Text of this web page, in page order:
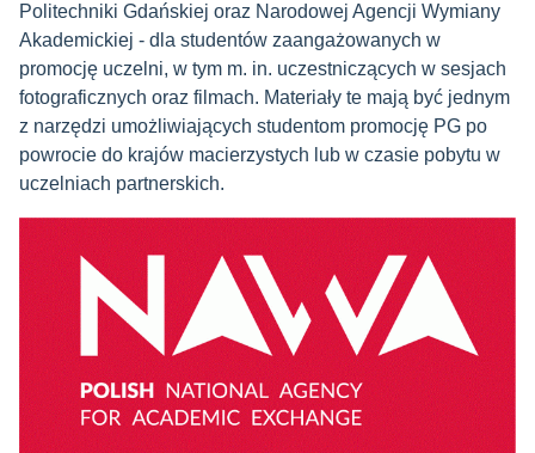
Politechniki Gdańskiej oraz Narodowej Agencji Wymiany
Akademickiej - dla studentów zaangażowanych w
promocję uczelni, w tym m. in. uczestniczących w sesjach
fotograficznych oraz filmach. Materiały te mają być jednym
z narzędzi umożliwiających studentom promocję PG po
powrocie do krajów macierzystych lub w czasie pobytu w
uczelniach partnerskich.